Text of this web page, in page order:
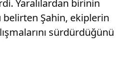
Yaralılardan birinin
Şahin, ekiplerin
sürdürdüğünü